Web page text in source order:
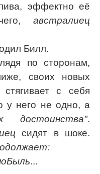
эффектно её
австралиец
Билл.
по сторонам,
своих новых
с себя
у него не одно, а
достоинства".
сидят в шоке.
...